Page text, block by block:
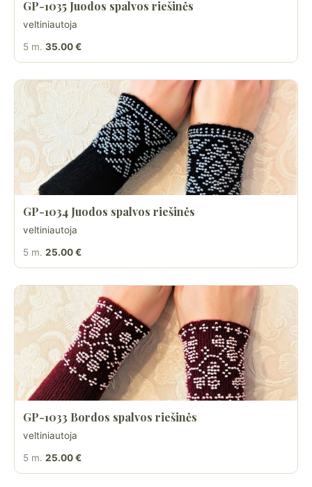
GP-1035 Juodos spalvos riešinės
veltiniautoja
5 m. 35.00 €
GP-1034 Juodos spalvos riešinės
veltiniautoja
5 m. 25.00 €
GP-1033 Bordos spalvos riešinės
veltiniautoja
5 m. 25.00 €